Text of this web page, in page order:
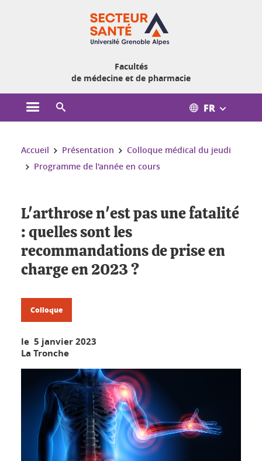
Facultés
de médecine et de pharmacie
Ouvrir le menu principal FR
Vous êtes ici :
Accueil Présentation
Colloque médical du jeudi
Programme de l'année en cours
L'arthrose n'est pas une fatalité
: quelles sont les
recommandations de prise en
charge en 2023 ?
Colloque
le 5 janvier 2023
La Tronche